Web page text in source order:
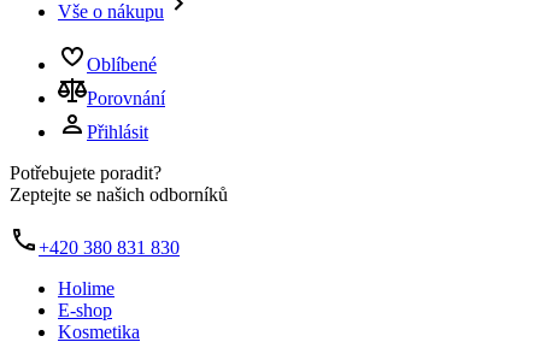
Vše o nákupu
Oblíbené
Porovnání
Přihlásit
Potřebujete poradit?
Zeptejte se našich odborníků
+420 380 831 830
Holime
E-shop
Kosmetika